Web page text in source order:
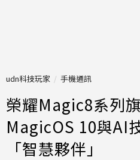
udn科技玩家 手機通訊
榮耀Magic8系列
MagicOS 10與AI
「智慧夥伴」